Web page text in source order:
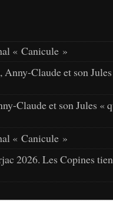
« Canicule »
Anny-Claude et son
Claude et son Jules «
« Canicule »
2026. Les Copines